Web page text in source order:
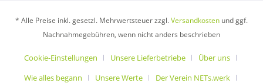
* Alle Preise inkl. gesetzl. Mehrwertsteuer zzgl.Versandkosten und ggf.
Nachnahmegebühren, wenn nicht anders beschrieben
Cookie-Einstellungen Unsere Lieferbetriebe
Über uns
Wie alles begann
Unsere Werte Der Verein NETs.werk